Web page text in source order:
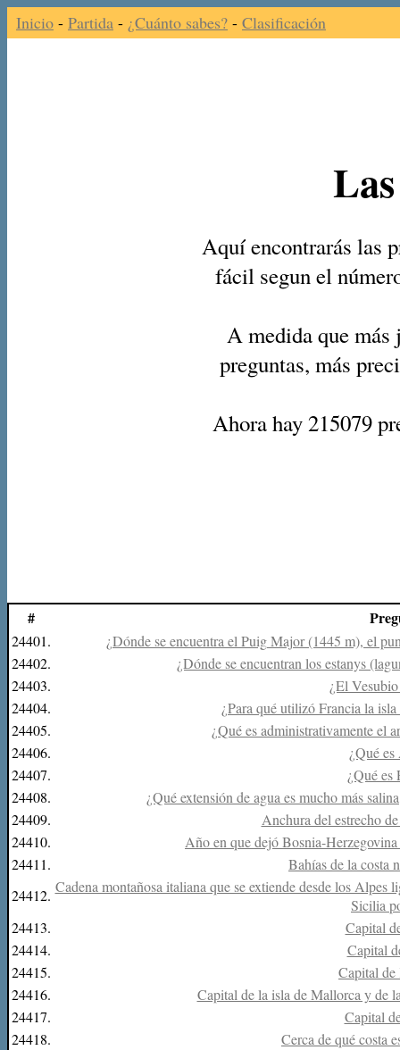
Inicio - Partida - ¿Cuánto sabes? - Clasificación
Aquí encontrarás las
fácil segun el
A medida que más
preguntas, más
Ahora hay 215079
#
24401.
¿Dónde se encuentra el Puig Major (1445 m), el
24402.
¿Dónde se encuentran los estanys
24403.
¿El
24404.
¿Para qué utilizó Francia la
24405.
¿Qué es administrativamente el
24406.
¿Qué
24407.
¿Qué es
24408.
¿Qué extensión de agua es mucho más
24409.
Anchura del estrecho
24410.
Año en que dejó Bosnia-
24411.
Bahías de la costa
24412. Cadena montañosa italiana que se extiende desde los Alpes
Sicilia
24413.
Capital
24414.
Capital
24415.
Capital
24416.
Capital de la isla de Mallorca y de
24417.
Capital
24418.
Cerca de qué costa